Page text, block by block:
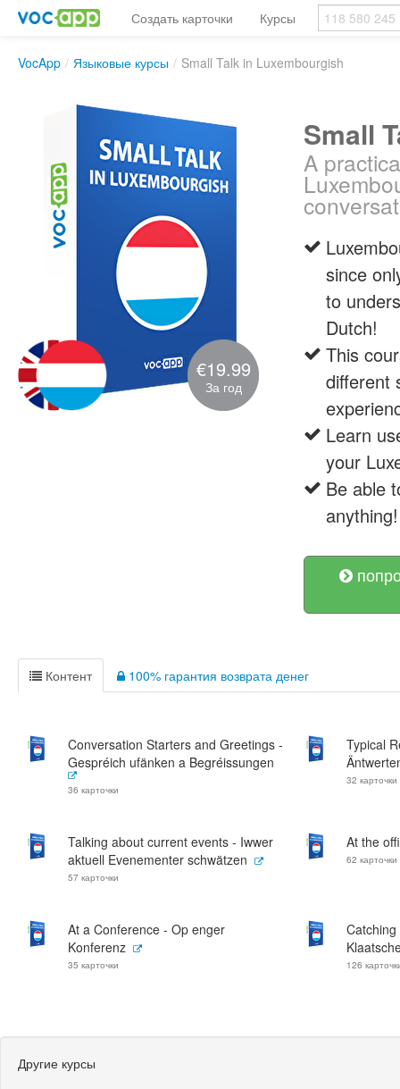
Создать карточки Курсы
VocApp / Языковые курсы / Small Talk in Luxembourgish
€19.99
За год
Small
A
since
to
Dutch!
This
different
Learn
your
Be able
Контент 100% гарантия возврата денег
Conversation Starters and Greetings -
Gespréich ufänken a Begréissungen
36 карточки
Typical
32 карточки
Talking about current events - Iwwer
aktuell Evenementer schwätzen
57 карточки
At the
62 карточки
At a Conference - Op enger
Konferenz
35 карточки 126
Другие курсы